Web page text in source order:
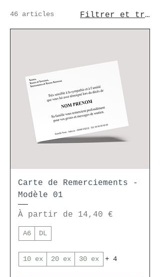
46 articles Filtrer et trier
Carte de Remerciements -
Modèle 01
À partir de 14,40 €
Prix promotionnel
A6 DL
10 ex 20 ex 30 ex + 4